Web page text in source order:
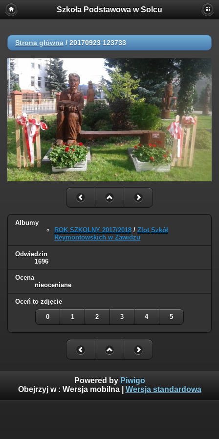
Szkoła Podstawowa w Solcu
Strona główna / 20170923 123733
Albumy
ROK SZKOLNY 2017/2018 / Zlot Szkół
Reymontowskich w Zawidzu
Odwiedzin
1696
Ocena
nieoceniane
Oceń to zdjęcie
0 1 2 3 4 5
Powered by Piwigo
Obejrzyj w : Wersja mobilna| Wersja standardowa